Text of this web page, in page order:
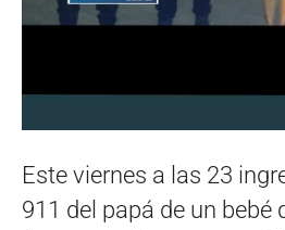
Este viernes a las 23
911 del papá de un bebé